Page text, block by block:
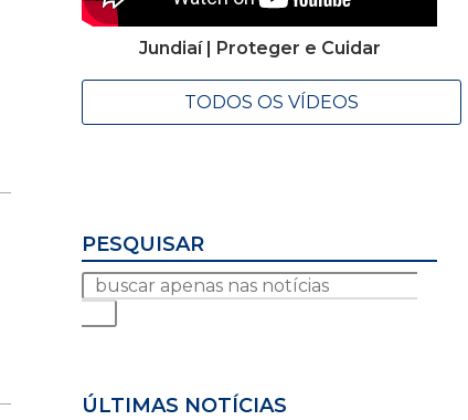
Jundiaí | Proteger e Cuidar
TODOS OS VÍDEOS
PESQUISAR
ÚLTIMAS NOTÍCIAS